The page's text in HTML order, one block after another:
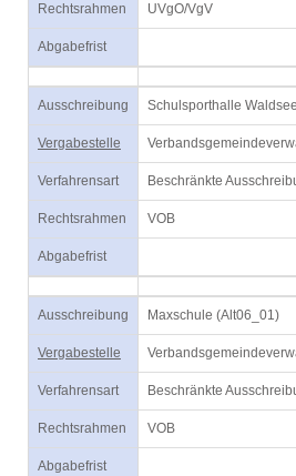
Rechtsrahmen UVgO/VgV
Abgabefrist
Ausschreibung Schulsporthalle
Vergabestelle
Verfahrensart Beschränkte
Rechtsrahmen VOB
Abgabefrist
Ausschreibung Maxschule (Alt06_01)
Vergabestelle
Verfahrensart Beschränkte
Rechtsrahmen VOB
Abgabefrist